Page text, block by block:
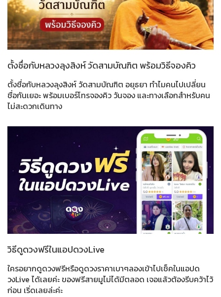
ตั้งชื่อกับหลวงลุงสิงห์ วัดสามบัณฑิต พร้อมวิธีจองคิว
ตั้งชื่อกับหลวงลุงสิงห์ วัดสามบัณฑิต อยุธยา ทำไมคนไปเปลี่ยน
ชื่อกันเยอะ พร้อมเบอร์โทรจองคิว วันจอง และทางเลือกสำหรับคน
ไม่สะดวกเดินทาง
วิธีดูดวงฟรีในแอปดวงLive
ใครอยากดูดวงฟรีหรือดูดวงราคาเบาๆลองเข้าไปเช็คในแอปด
วงLive ได้เลยค่ะ ของฟรีสายมูไม่ได้มีตลอด เจอแล้วต้องรีบคว้าไว้
ก่อน เริ่ดเลยล่ะค่ะ